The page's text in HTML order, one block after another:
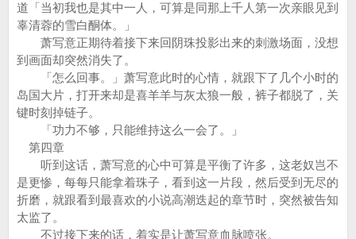
道「当初我也是其中一人，可算是同那上千人第一次亲眼见到
辜清蓉的雪白酮体。」
萧写意正期待着接下来回阴珠投影出来的刺激场面，没想
到画面却突然消失了。
「怎么回事。」萧写意此时的心情，就跟下了几个小时的
岛国大片，打开来却是喜羊羊与灰太狼一般，裤子都脱了，关
键时刻掉链子。
「功力不够，只能维持这么一会了。」
第四章
听到这话，萧写意的心中可算是平衡了许多，这老奴岂不
是更惨，每每只能拿着珠子，看到这一片段，然后受到无尽的
折磨，就跟看到最喜欢的小说高潮迭起的章节时，突然被告知
太监了。
不过接下来的话，着实是让萧写意血脉喷张。